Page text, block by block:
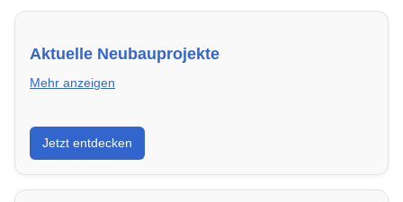
Aktuelle Neubauprojekte
Mehr anzeigen
Entdecke Neubauprojekte in Greifswald – modern,
energieeffizient und sofort bezugsfertig.
Jetzt entdecken